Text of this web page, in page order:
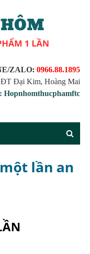
ZALO: 0966.88.1895
Đại Kim, Hoàng Mai
Hopnhomthucphamftc
lần an